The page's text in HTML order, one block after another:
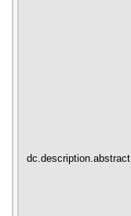
dc.description.abstract